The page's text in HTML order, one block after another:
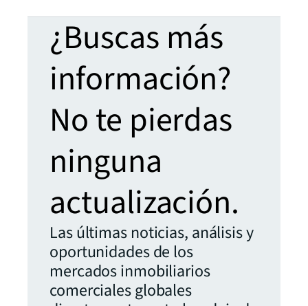
¿Buscas más
información?
No te pierdas
ninguna
actualización.
Las últimas noticias, análisis y
oportunidades de los
mercados inmobiliarios
comerciales globales